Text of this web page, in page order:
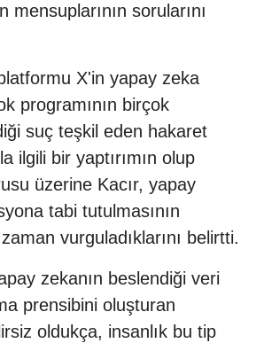
mensuplarının sorularını
X'in yapay zeka
programının birçok
suç teşkil eden hakaret
ilgili bir yaptırımın olup
üzerine Kacır, yapay
tabi tutulmasının
vurguladıklarını belirtti.
zekanın beslendiği veri
prensibini oluşturan
oldukça, insanlık bu tip